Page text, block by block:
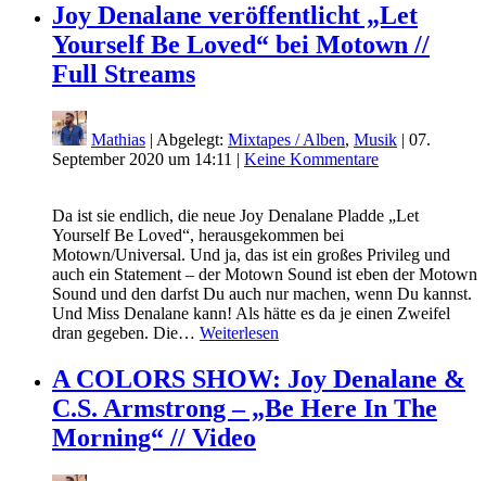
Joy Denalane veröffentlicht „Let
Yourself Be Loved“ bei Motown //
Full Streams
Mathias | Abgelegt: Mixtapes / Alben, Musik | 07.
September 2020 um 14:11 | Keine Kommentare
Da ist sie endlich, die neue Joy Denalane Pladde „Let
Yourself Be Loved“, herausgekommen bei
Motown/Universal. Und ja, das ist ein großes Privileg und
auch ein Statement – der Motown Sound ist eben der Motown
Sound und den darfst Du auch nur machen, wenn Du kannst.
Und Miss Denalane kann! Als hätte es da je einen Zweifel
dran gegeben. Die… Weiterlesen
A COLORS SHOW: Joy Denalane &
C.S. Armstrong – „Be Here In The
Morning“ // Video